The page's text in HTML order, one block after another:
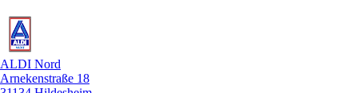
ALDI Nord
Arnekenstraße 18